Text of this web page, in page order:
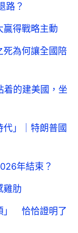
路？
得戰略主動
為何讓全國陪
着的建美國，坐
」｜特朗普國
年結束？
雞肋
」 恰恰證明了